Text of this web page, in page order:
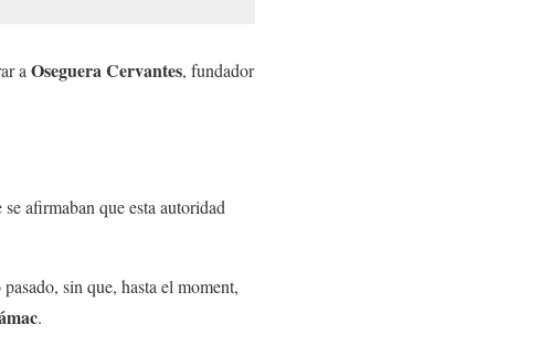
aOseguera Cervantes, fundador
afirmaban que esta autoridad
sin que, hasta el moment,
.